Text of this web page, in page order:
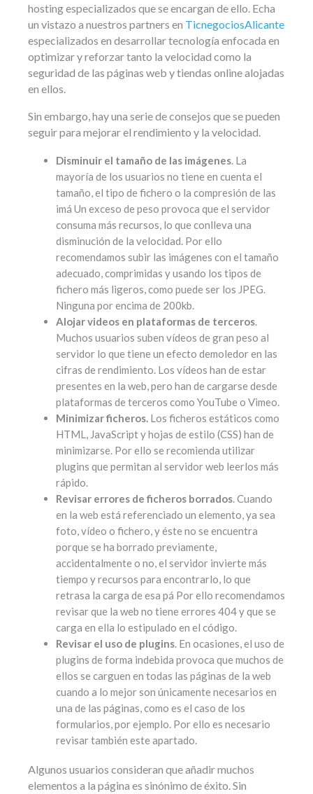
hosting especializados que se encargan de ello. Echa
un vistazo a nuestros partners en TicnegociosAlicante
especializados en desarrollar tecnología enfocada en
optimizar y reforzar tanto la velocidad como la
seguridad de las páginas web y tiendas online alojadas
en ellos.
Sin embargo, hay una serie de consejos que se pueden
seguir para mejorar el rendimiento y la velocidad.
Disminuir el tamaño de las imágenes. La
mayoría de los usuarios no tiene en cuenta el
tamaño, el tipo de fichero o la compresión de las
imá Un exceso de peso provoca que el servidor
consuma más recursos, lo que conlleva una
disminución de la velocidad. Por ello
recomendamos subir las imágenes con el tamaño
adecuado, comprimidas y usando los tipos de
fichero más ligeros, como puede ser los JPEG.
Ninguna por encima de 200kb.
Alojar videos en plataformas de terceros.
Muchos usuarios suben vídeos de gran peso al
servidor lo que tiene un efecto demoledor en las
cifras de rendimiento. Los vídeos han de estar
presentes en la web, pero han de cargarse desde
plataformas de terceros como YouTube o Vimeo.
Minimizar ficheros. Los ficheros estáticos como
HTML, JavaScript y hojas de estilo (CSS) han de
minimizarse. Por ello se recomienda utilizar
plugins que permitan al servidor web leerlos más
rápido.
Revisar errores de ficheros borrados. Cuando
en la web está referenciado un elemento, ya sea
foto, vídeo o fichero, y éste no se encuentra
porque se ha borrado previamente,
accidentalmente o no, el servidor invierte más
tiempo y recursos para encontrarlo, lo que
retrasa la carga de esa pá Por ello recomendamos
revisar que la web no tiene errores 404 y que se
carga en ella lo estipulado en el código.
Revisar el uso de plugins. En ocasiones, el uso de
plugins de forma indebida provoca que muchos de
ellos se carguen en todas las páginas de la web
cuando a lo mejor son únicamente necesarios en
una de las páginas, como es el caso de los
formularios, por ejemplo. Por ello es necesario
revisar también este apartado.
Algunos usuarios consideran que añadir muchos
elementos a la página es sinónimo de éxito. Sin